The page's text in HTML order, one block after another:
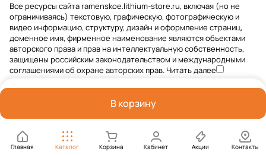
В корзину
Главная Каталог Корзина Кабинет Акции Контакты
Все ресурсы сайта ramenskoe.lithium-store.ru, включая (но не
ограничиваясь) текстовую, графическую, фотографическую и
видео информацию, структуру, дизайн и оформление страниц,
доменное имя, фирменное наименование являются объектами
авторского права и прав на интеллектуальную собственность,
защищены российским законодательством и международными
соглашениями об охране авторских прав.Читать далее